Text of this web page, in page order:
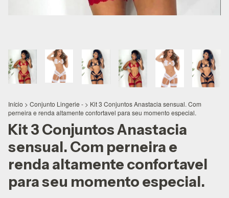
Início > Conjunto Lingerie - > Kit 3 Conjuntos Anastacia sensual. Com
perneira e renda altamente confortavel para seu momento especial.
Kit 3 Conjuntos Anastacia
sensual. Com perneira e
renda altamente confortavel
para seu momento especial.